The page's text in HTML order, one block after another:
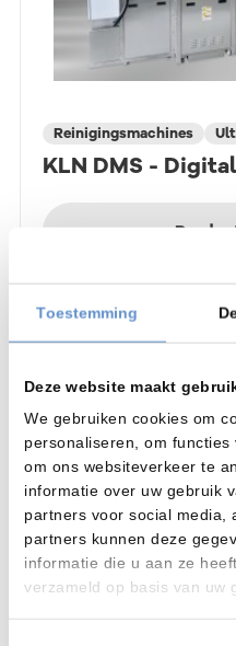
Toestemming
Deze website maakt
We gebruiken cookies om
personaliseren, om
om ons websiteverkeer te
informatie over uw gebruik
partners voor social media,
partners kunnen deze
informatie die u aan ze
verzameld op basis van uw
Reinigingsmachines
KLN DMS -
gebouwd. Men beschikt over
engineeringsafdeling met
KLN beschikt in Duitsland
reinigingsproeven worden
over een laboratorium waar
kunnen worden getest.
geven over de behaalde
Om aan de wens van een
er verregaand